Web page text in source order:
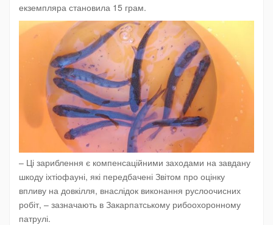
екземпляра становила 15 грам.
– Ці зариблення є компенсаційними заходами на завдану
шкоду іхтіофауні, які передбачені Звітом про оцінку
впливу на довкілля, внаслідок виконання руслоочисних
робіт, – зазначають в Закарпатському рибоохоронному
патрулі.